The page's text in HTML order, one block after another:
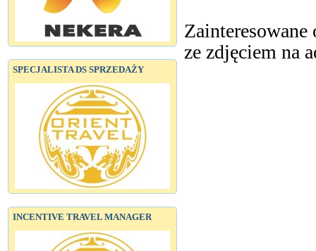
SPECJALISTA DS SPRZEDAŻY
INCENTIVE TRAVEL MANAGER
ze zdjęciem na